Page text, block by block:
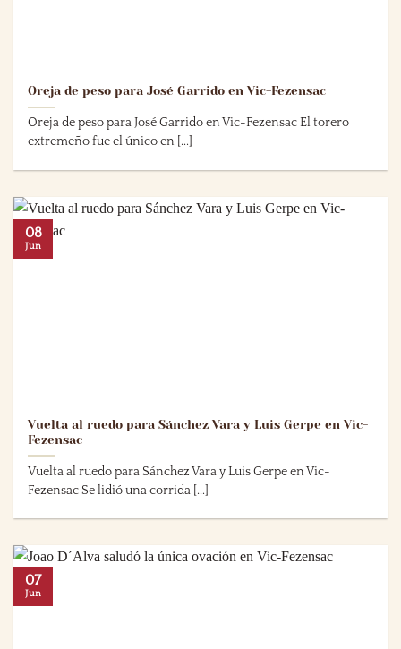
Oreja de peso para José Garrido en Vic-Fezensac
Oreja de peso para José Garrido en Vic-Fezensac El torero
extremeño fue el único en [...]
Vuelta al ruedo para Sánchez Vara y Luis Gerpe en Vic-
Fezensac
Vuelta al ruedo para Sánchez Vara y Luis Gerpe en Vic-
Fezensac Se lidió una corrida [...]
08
Jun
07
Jun